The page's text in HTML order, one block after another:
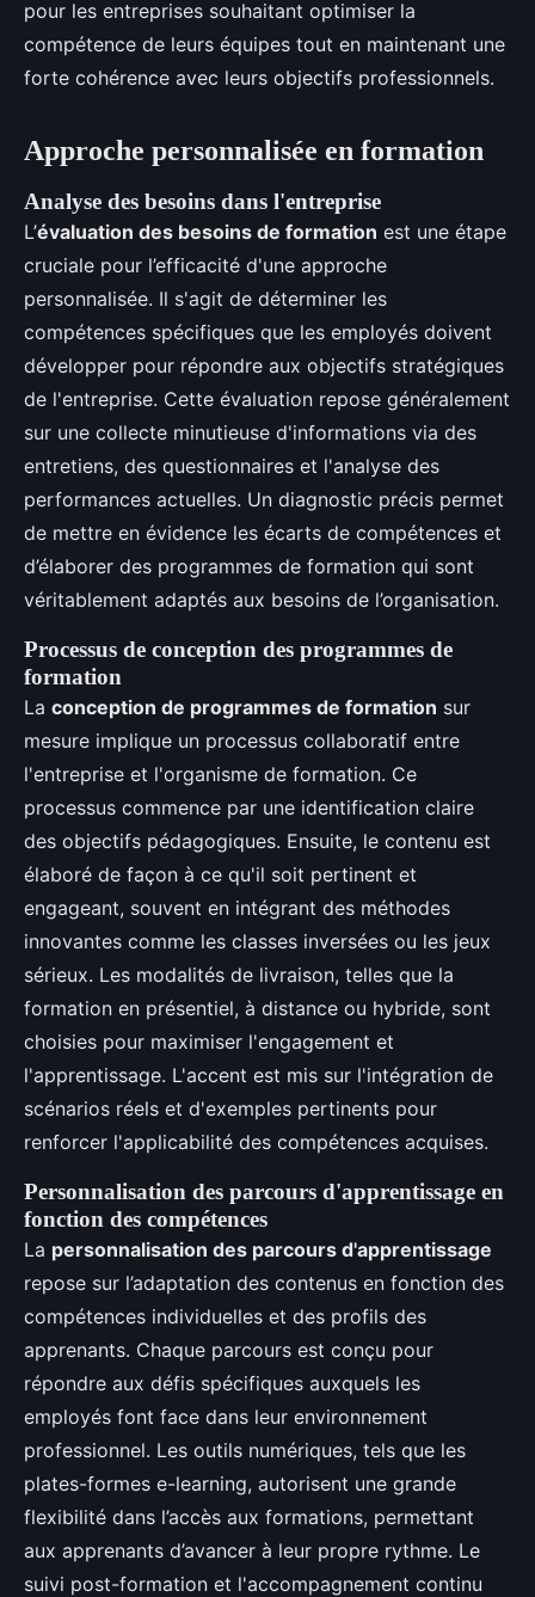
pour les entreprises souhaitant optimiser la
compétence de leurs équipes tout en maintenant une
forte cohérence avec leurs objectifs professionnels.
Approche personnalisée en formation
Analyse des besoins dans l'entreprise
L’évaluation des besoins de formation est une étape
cruciale pour l’efficacité d'une approche
personnalisée. Il s'agit de déterminer les
compétences spécifiques que les employés doivent
développer pour répondre aux objectifs stratégiques
de l'entreprise. Cette évaluation repose généralement
sur une collecte minutieuse d'informations via des
entretiens, des questionnaires et l'analyse des
performances actuelles. Un diagnostic précis permet
de mettre en évidence les écarts de compétences et
d’élaborer des programmes de formation qui sont
véritablement adaptés aux besoins de l’organisation.
Processus de conception des programmes de
formation
La conception de programmes de formation sur
mesure implique un processus collaboratif entre
l'entreprise et l'organisme de formation. Ce
processus commence par une identification claire
des objectifs pédagogiques. Ensuite, le contenu est
élaboré de façon à ce qu'il soit pertinent et
engageant, souvent en intégrant des méthodes
innovantes comme les classes inversées ou les jeux
sérieux. Les modalités de livraison, telles que la
formation en présentiel, à distance ou hybride, sont
choisies pour maximiser l'engagement et
l'apprentissage. L'accent est mis sur l'intégration de
scénarios réels et d'exemples pertinents pour
renforcer l'applicabilité des compétences acquises.
Personnalisation des parcours d'apprentissage en
fonction des compétences
La personnalisation des parcours d'apprentissage
repose sur l’adaptation des contenus en fonction des
compétences individuelles et des profils des
apprenants. Chaque parcours est conçu pour
répondre aux défis spécifiques auxquels les
employés font face dans leur environnement
professionnel. Les outils numériques, tels que les
plates-formes e-learning, autorisent une grande
flexibilité dans l’accès aux formations, permettant
aux apprenants d’avancer à leur propre rythme. Le
suivi post-formation et l'accompagnement continu